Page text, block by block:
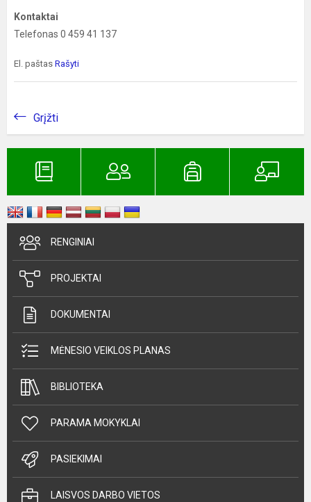
Kontaktai
Telefonas 0 459 41 137
El. paštas Rašyti
Grįžti
RENGINIAI
PROJEKTAI
DOKUMENTAI
MĖNESIO VEIKLOS PLANAS
BIBLIOTEKA
PARAMA MOKYKLAI
PASIEKIMAI
LAISVOS DARBO VIETOS